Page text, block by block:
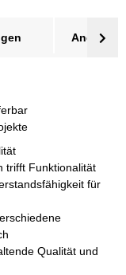
Angebot
trifft Funktionalität
für
Qualität und